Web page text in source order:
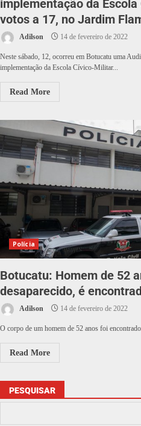
implementação da
votos a 17, no Jardim
Adilson 14 de fevereiro de 2022
Neste sábado, 12, ocorreu em Botucatu uma
implementação da Escola Cívico-Militar...
Read More
Polícia
Botucatu: Homem de 52
desaparecido, é
Adilson 14 de fevereiro de 2022
O corpo de um homem de 52 anos foi
Read More
PESQUISAR